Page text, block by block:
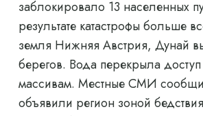
заблокировало 13 населенных
результате катастрофы больше
земля Нижняя Австрия, Дунай
берегов. Вода перекрыла
массивам. Местные СМИ
объявили регион зоной